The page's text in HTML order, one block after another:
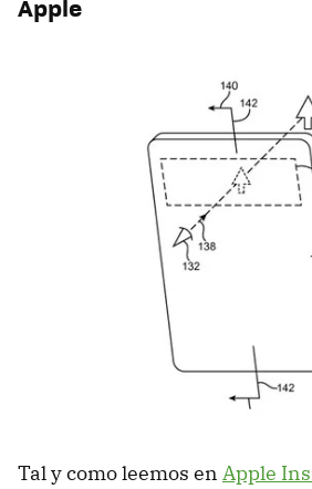
Apple
Tal y como leemos en Apple